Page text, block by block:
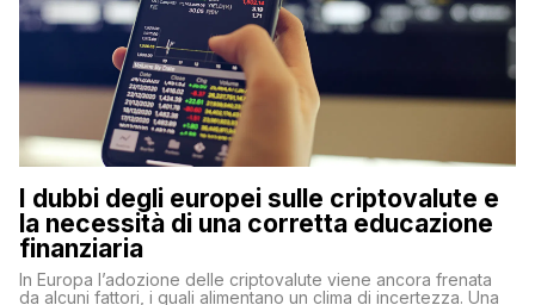
I dubbi degli europei sulle criptovalute e
la necessità di una corretta educazione
finanziaria
In Europa l’adozione delle criptovalute viene ancora frenata
da alcuni fattori, i quali alimentano un clima di incertezza. Una